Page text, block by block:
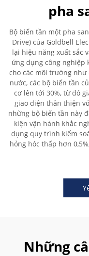
pha
Bộ biến tần một pha
Drive) của Goldbell
lại hiệu năng xuất sắc
ứng dụng công nghiệp
cho các môi trường
nước, các bộ biến tần
cơ lên tới 30%, từ đó
giao diện thân thiện
những bộ biến tần này
kiện vận hành khắc
dụng quy trình kiểm
hỏng hóc thấp hơn
Những